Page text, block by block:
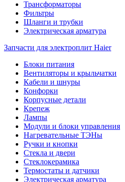
Трансформаторы
Фильтры
Шланги и трубки
Электрическая арматура
Запчасти для электроплит Haier
Блоки питания
Вентиляторы и крыльчатки
Кабели и шнуры
Конфорки
Корпусные детали
Крепеж
Лампы
Модули и блоки управления
Нагревательные ТЭНы
Ручки и кнопки
Стекла и двери
Стеклокерамика
Термостаты и датчики
Электрическая арматура